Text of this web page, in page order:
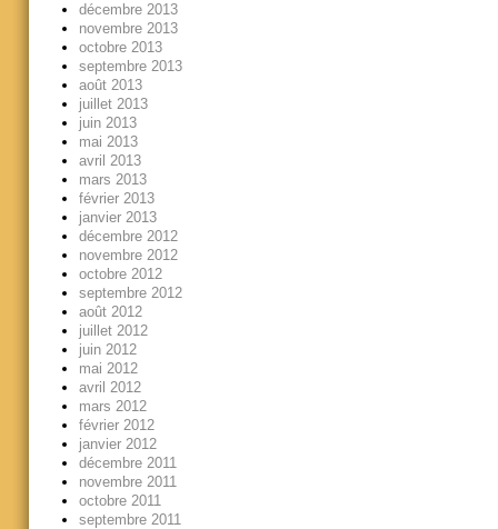
décembre 2013
novembre 2013
octobre 2013
septembre 2013
août 2013
juillet 2013
juin 2013
mai 2013
avril 2013
mars 2013
février 2013
janvier 2013
décembre 2012
novembre 2012
octobre 2012
septembre 2012
août 2012
juillet 2012
juin 2012
mai 2012
avril 2012
mars 2012
février 2012
janvier 2012
décembre 2011
novembre 2011
octobre 2011
septembre 2011